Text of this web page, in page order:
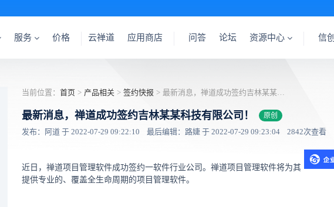
服务 价格 云禅道 应用商店 问答 论坛 资源中心 信创
当前位置： 首页 > 产品相关 > 签约快报 > 最新消息，禅道成功签约吉林某某科技有限公司！
最新消息，禅道成功签约吉林某某科技有限公司！ 原创
发布：阿道 于 2022-07-29 09:22:10 最后编辑：路婕 于 2022-07-29 09:23:04 2842次查看
近日，禅道项目管理软件成功签约一软件行业公司。禅道项目管理软件将为其
提供专业的、覆盖全生命周期的项目管理软件。